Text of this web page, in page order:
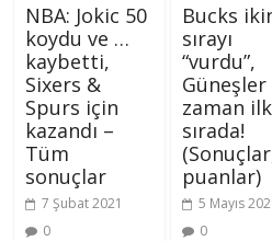
NBA: Jokic 50
koydu ve …
kaybetti,
Sixers &
Spurs için
kazandı –
Tüm
sonuçlar
7 Şubat 2021
0
Bucks
sırayı
“vurdu”,
zaman ilk
sırada!
puanlar)
5 Mayıs
0